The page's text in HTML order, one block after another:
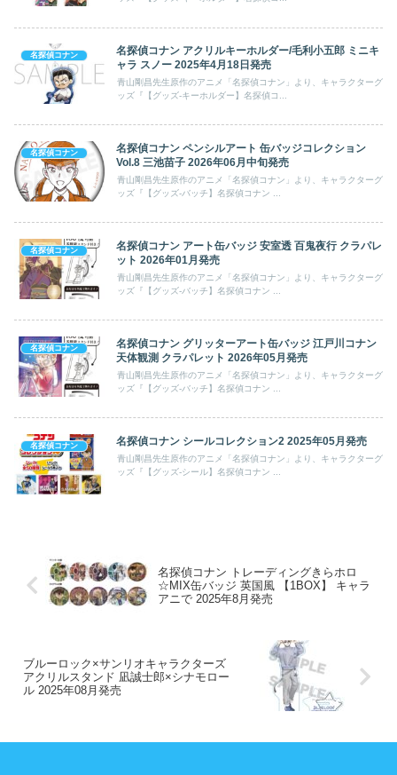
名探偵コナン
名探偵コナン アクリルキーホルダー/毛利小五郎 ミニキ
ャラ スノー 2025年4月18日発売
青山剛昌先生原作のアニメ「名探偵コナン」より、キャラクターグ
ッズ『【グッズ-キーホルダー】名探偵コ...
名探偵コナン
名探偵コナン ペンシルアート 缶バッジコレクション
Vol.8 三池苗子 2026年06月中旬発売
青山剛昌先生原作のアニメ「名探偵コナン」より、キャラクターグ
ッズ『【グッズ-バッチ】名探偵コナン ...
名探偵コナン
名探偵コナン アート缶バッジ 安室透 百鬼夜行 クラパレ
ット 2026年01月発売
青山剛昌先生原作のアニメ「名探偵コナン」より、キャラクターグ
ッズ『【グッズ-バッチ】名探偵コナン ...
名探偵コナン
名探偵コナン グリッターアート缶バッジ 江戸川コナン
天体観測 クラパレット 2026年05月発売
青山剛昌先生原作のアニメ「名探偵コナン」より、キャラクターグ
ッズ『【グッズ-バッチ】名探偵コナン ...
名探偵コナン 名探偵コナン シールコレクション2 2025年05月発売
青山剛昌先生原作のアニメ「名探偵コナン」より、キャラクターグ
ッズ『【グッズ-シール】名探偵コナン ...
名探偵コナン トレーディングきらホロ
☆MIX缶バッジ 英国風 【1BOX】 キャラ
アニで 2025年8月発売
ブルーロック×サンリオキャラクターズ
アクリルスタンド 凪誠士郎×シナモロー
ル 2025年08月発売